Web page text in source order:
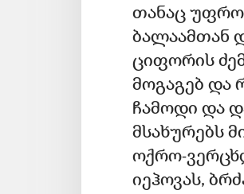
თანაც უფრო
ბალაამთან
ციფორის
მოგაგებ და
ჩამოდი და
მსახურებს
ოქრო-
იეჰოვას,